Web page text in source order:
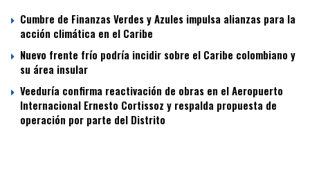
Cumbre de Finanzas Verdes y Azules impulsa alianzas para la
acción climática en el Caribe
Nuevo frente frío podría incidir sobre el Caribe colombiano y
su área insular
Veeduría confirma reactivación de obras en el Aeropuerto
Internacional Ernesto Cortissoz y respalda propuesta de
operación por parte del Distrito